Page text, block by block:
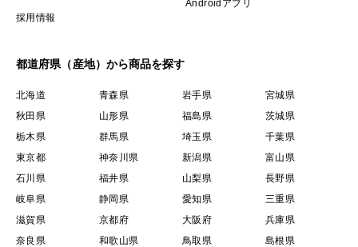
採用情報
Androidアプリ
都道府県（産地）から商品を探す
北海道 青森県 岩手県
宮城県
秋田県
山形県 福島県
茨城県
栃木県
群馬県 埼玉県
千葉県
東京都
神奈川県 新潟県
富山県
石川県
福井県 山梨県
長野県
岐阜県
静岡県 愛知県
三重県
滋賀県
京都府 大阪府
兵庫県
奈良県
和歌山県 鳥取県
島根県